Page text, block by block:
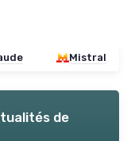
Mistral
de